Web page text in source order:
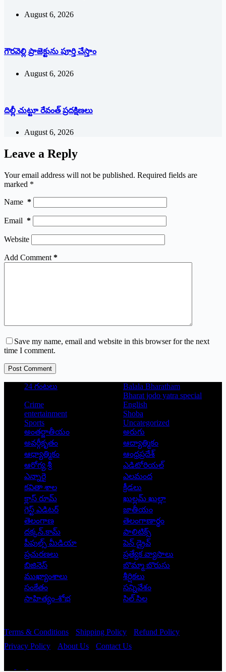
August 6, 2026
గౌరవెల్లి ప్రాజెక్టును పూర్తి చేస్తాం
August 6, 2026
దిల్లీ చుట్టూ రేవంత్ ప్ర‌ద‌క్షిణ‌లు
August 6, 2026
Leave a Reply
Your email address will not be published. Required fields are
marked *
Name *
Email *
Website
Add Comment *
Save my name, email and website in this browser for the next
time I comment.
Post Comment
24 గంటలు
Balala Bharatham
Bharat jodo yatra special
Crime
English
entertainment
Shoba
Sports
Uncategorized
అంతర్జాతీయం
అరుగు
అవర్గీకృతం
ఆద్యాత్మికం
ఆధ్యాత్మికం
ఆంధ్రప్రదేశ్
ఆరోగ్య శ్రీ
ఎడిటోరియల్
ఎన్నారై
ఎలమంద
కవితా శాల
క్రీడలు
క్లాస్ రూమ్
ఖుల్లమ్ ఖుల్లా
గెస్ట్ ఎడిటర్
జాతీయం
తెలంగాణ
తెలంగాణార్థం
దక్కన్.కామ్
పాలిటిక్స్
పీపుల్స్ ‌మీడియా
పెన్ డ్రైవ్
ప్రచురణలు
ప్రత్యేక వ్యాసాలు
బిజినెస్
బొమ్మా బొరుసు
ముఖ్యాంశాలు
శీర్షికలు
సంకేతం
సన్నివేశం
సాహిత్యం-శోభ
సిల్ సిల
Terms & Conditions Shipping Policy
Refund Policy
Privacy Policy
About Us Contact Us